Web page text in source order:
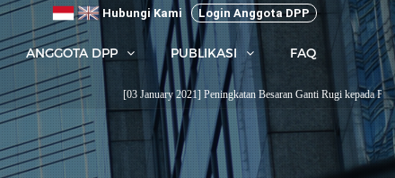
Hubungi Kami Login Anggota DPP
ANGGOTA DPP PUBLIKASI FAQ
[03 January 2021] Peningkatan Besaran Ganti Rugi kepada Pemodal...